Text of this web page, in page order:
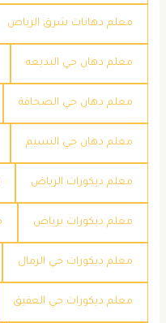
معلم دهانات شرق الرياض
معلم دهان حي البديعه
معلم دهان حي الصحافة
معلم دهان حي النسيم
معلم ديكورات الرياض
معلم ديكورات برياض
معلم ديكورات حي الرمال
معلم ديكورات حي العقيق